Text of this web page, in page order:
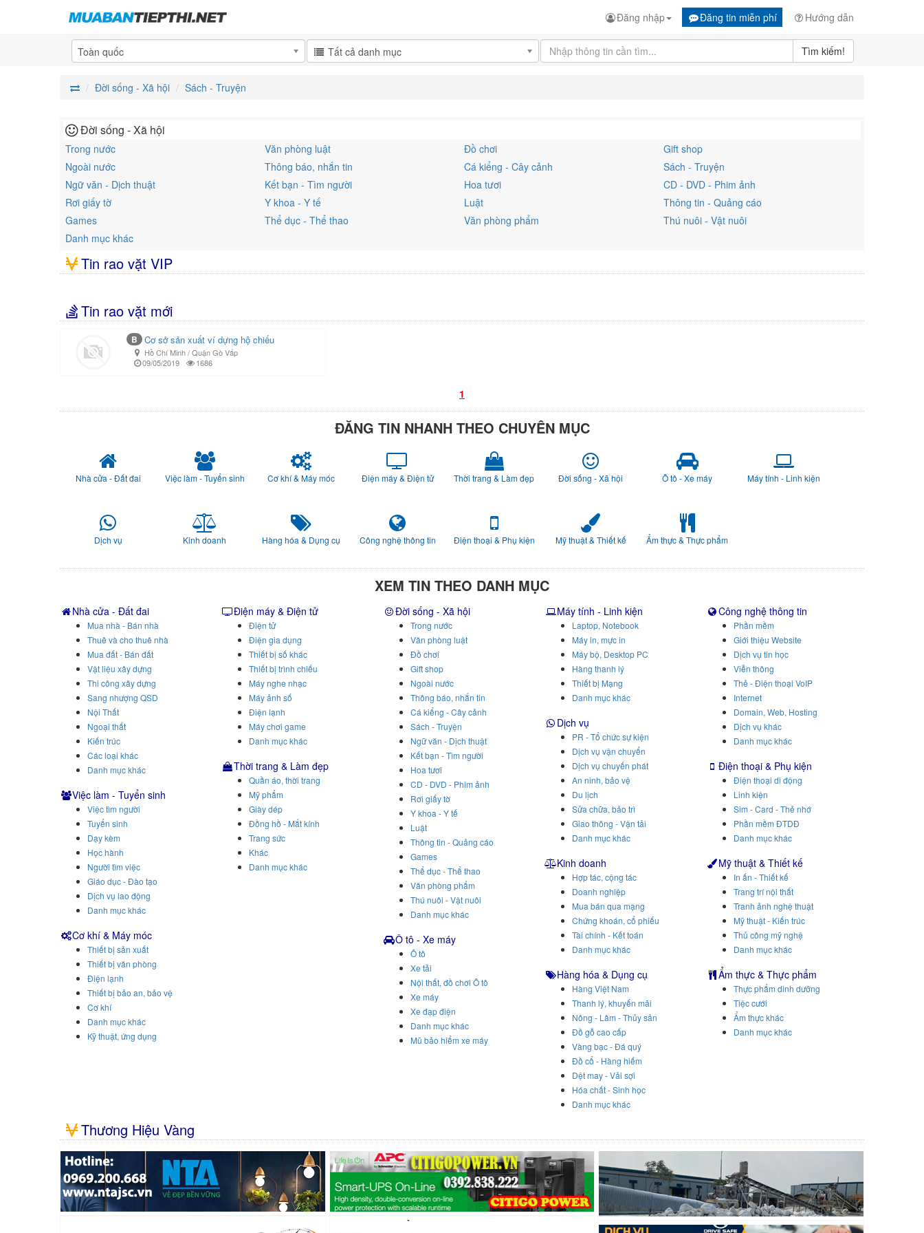
Đăng tin miễn phí Hướng dẫn
Đăng nhập
Toàn quốc Tất cả danh mục Tìm kiếm!
Đời sống - Xã hội Sách - Truyện
Đời sống - Xã hội
Trong nước Văn phòng luật Đồ chơi
Gift shop
Ngoài nước
Thông báo, nhắn tin Cá kiểng - Cây cảnh
Sách - Truyện
Ngữ văn - Dịch thuật
Kết bạn - Tìm người Hoa tươi
CD - DVD - Phim ảnh
Rơi giấy tờ
Y khoa - Y tế Luật
Thông tin - Quảng cáo
Games
Thể dục - Thể thao Văn phòng phẩm
Thú nuôi - Vật nuôi
Danh mục khác
Tin rao vặt VIP
Tin rao vặt mới
B Cơ sở sản xuất ví dựng hộ chiếu
Hồ Chí Minh / Quận Gò Vấp
09/05/2019
1686
1
ĐĂNG TIN NHANH THEO CHUYÊN MỤC
Nhà cửa - Đất đai Việc làm - Tuyển sinh Cơ khí & Máy móc Điện máy & Điện tử Thời trang & Làm đẹp Đời sống - Xã hội Ô tô - Xe máy Máy tính - Linh kiện
Dịch vụ Kinh doanh Hàng hóa & Dụng cụ Công nghệ thông tin Điện thoại & Phụ kiện Mỹ thuật & Thiết kế Ẩm thực & Thực phẩm
XEM TIN THEO DANH MỤC
Nhà cửa - Đất đai
Mua nhà - Bán nhà
Thuê và cho thuê nhà
Mua đất - Bán đất
Vật liệu xây dựng
Thi công xây dựng
Sang nhượng QSD
Nội Thất
Ngoại thất
Kiến trúc
Các loại khác
Danh mục khác
Việc làm - Tuyển sinh
Việc tìm người
Tuyển sinh
Dạy kèm
Học hành
Người tìm việc
Giáo dục - Đào tạo
Dịch vụ lao động
Danh mục khác
Cơ khí & Máy móc
Thiết bị sản xuất
Thiết bị văn phòng
Điện lạnh
Thiết bị bảo an, bảo vệ
Cơ khí
Danh mục khác
Kỹ thuật, ứng dụng
Điện máy & Điện tử
Điện tử
Điện gia dụng
Thiết bị số khác
Thiết bị trình chiếu
Máy nghe nhạc
Máy ảnh số
Điện lạnh
Máy chơi game
Danh mục khác
Thời trang & Làm đẹp
Quần áo, thời trang
Mỹ phẩm
Giày dép
Đồng hồ - Mắt kính
Trang sức
Khác
Danh mục khác
Đời sống - Xã hội
Trong nước
Văn phòng luật
Đồ chơi
Gift shop
Ngoài nước
Thông báo, nhắn tin
Cá kiểng - Cây cảnh
Sách - Truyện
Ngữ văn - Dịch thuật
Kết bạn - Tìm người
Hoa tươi
CD - DVD - Phim ảnh
Rơi giấy tờ
Y khoa - Y tế
Luật
Thông tin - Quảng cáo
Games
Thể dục - Thể thao
Văn phòng phẩm
Thú nuôi - Vật nuôi
Danh mục khác
Ô tô - Xe máy
Ô tô
Xe tải
Nội thất, đồ chơi Ô tô
Xe máy
Xe đạp điện
Danh mục khác
Mũ bảo hiểm xe máy
Máy tính - Linh kiện
Laptop, Notebook
Máy in, mực in
Máy bộ, Desktop PC
Hàng thanh lý
Thiết bị Mạng
Danh mục khác
Dịch vụ
PR - Tổ chức sự kiện
Dịch vụ vận chuyển
Dịch vụ chuyến phát
An ninh, bảo vệ
Du lịch
Sửa chữa, bảo trì
Giao thông - Vận tải
Danh mục khác
Kinh doanh
Hợp tác, cộng tác
Doanh nghiệp
Mua bán qua mạng
Chứng khoán, cổ phiếu
Tài chính - Kết toán
Danh mục khác
Hàng hóa & Dụng cụ
Hàng Việt Nam
Thanh lý, khuyến mãi
Nông - Lâm - Thủy sản
Đồ gỗ cao cấp
Vàng bạc - Đá quý
Đồ cổ - Hàng hiếm
Dệt may - Vải sợi
Hóa chất - Sinh học
Danh mục khác
Công nghệ thông tin
Phần mềm
Giới thiệu Website
Dịch vụ tin học
Viễn thông
Thẻ - Điện thoại VoIP
Internet
Domain, Web, Hosting
Dịch vụ khác
Danh mục khác
Điện thoại & Phụ kiện
Điện thoại di động
Linh kiện
Sim - Card - Thẻ nhớ
Phần mềm ĐTDĐ
Danh mục khác
Mỹ thuật & Thiết kế
In ấn - Thiết kế
Trang trí nội thất
Tranh ảnh nghệ thuật
Mỹ thuật - Kiến trúc
Thủ công mỹ nghệ
Danh mục khác
Ẩm thực & Thực phẩm
Thực phẩm dinh dưỡng
Tiệc cưới
Ẩm thực khác
Danh mục khác
Thương Hiệu Vàng